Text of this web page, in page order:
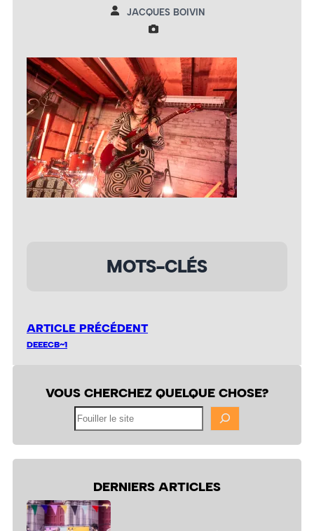
JACQUES BOIVIN
MOTS-CLÉS
ARTICLE PRÉCÉDENT
DEEECB~1
VOUS CHERCHEZ QUELQUE CHOSE?
DERNIERS ARTICLES